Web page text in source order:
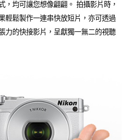
，均可讓您想像翩翩。 拍攝影片時，
輕鬆製作一連串快放短片，亦可透過
力的快接影片，呈獻獨一無二的視聽